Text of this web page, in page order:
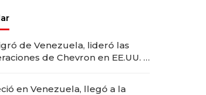
de Venezuela, lideró las
de Chevron en EE.UU. y
en Venezuela, llegó a la